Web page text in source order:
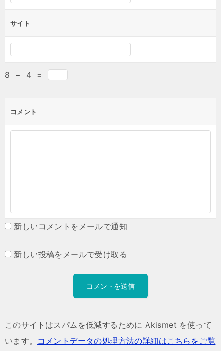
サイト
8 − 4 =
コメント
新しいコメントをメールで通知
新しい投稿をメールで受け取る
このサイトはスパムを低減するために Akismet を使って
います。
コメントデータの処理方法の詳細はこちらをご覧